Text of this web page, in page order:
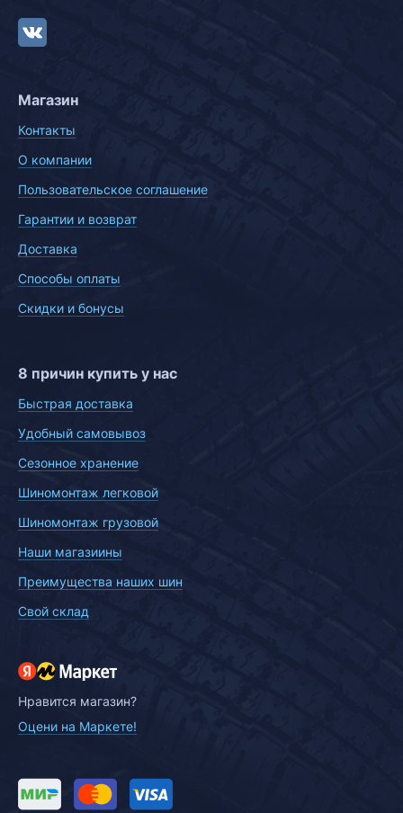
Магазин
Контакты
О компании
Пользовательское соглашение
Гарантии и возврат
Доставка
Способы оплаты
Скидки и бонусы
8 причин купить у нас
Быстрая доставка
Удобный самовывоз
Сезонное хранение
Шиномонтаж легковой
Шиномонтаж грузовой
Наши магазиины
Преимущества наших шин
Свой склад
Нравится магазин?
Оцени на Маркете!